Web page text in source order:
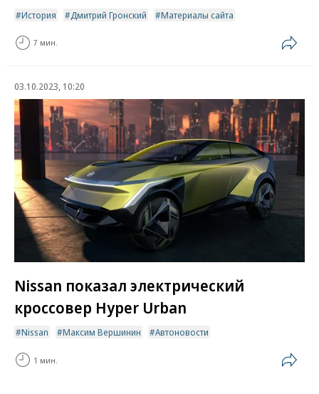
История Дмитрий Гронский Материалы сайта
7 мин.
03.10.2023, 10:20
Nissan показал электрический
кроссовер Hyper Urban
Nissan Максим Вершинин Автоновости
1 мин.